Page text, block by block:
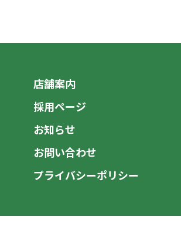
店舗案内
採用ページ
お知らせ
お問い合わせ
プライバシーポリシー